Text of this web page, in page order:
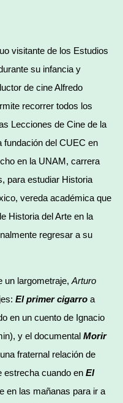
visitante de los Estudios
su infancia y
de cine Alfredo
recorrer todos los
Lecciones de Cine de la
fundación del CUEC en
en la UNAM, carrera
para estudiar Historia
vereda académica que
Historia del Arte en la
regresar a su
un largometraje, Arturo
El primer cigarro a
en un cuento de Ignacio
y el documental Morir
fraternal relación de
estrecha cuando en El
en las mañanas para ir a